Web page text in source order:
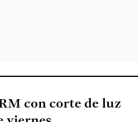
con corte de luz